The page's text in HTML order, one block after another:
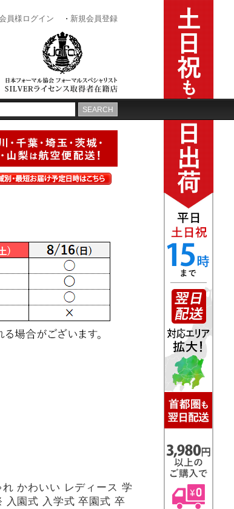
かわいい レディース 学
入園式 入学式 卒園式 卒